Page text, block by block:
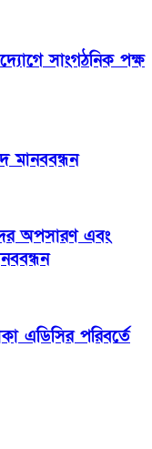
সাংগঠনিক পক্ষ
মানববন্ধন
অপসারণ এবং
এডিসির পরিবর্তে